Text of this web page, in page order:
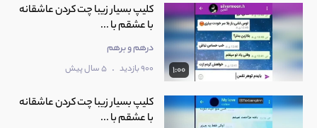
1:00
کلیپ بسیار زیبا چت کردن عاشقانه
با عشقم با ...
درهم و برهم
900 بازدید . 5 سال پیش
کلیپ بسیار زیبا چت کردن عاشقانه
با عشقم با ...